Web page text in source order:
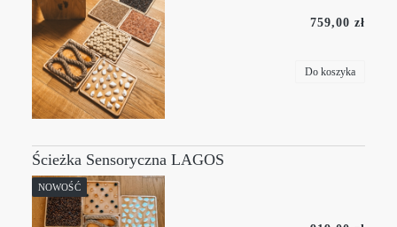
759,00 zł
Do koszyka
Ścieżka Sensoryczna LAGOS
NOWOŚĆ